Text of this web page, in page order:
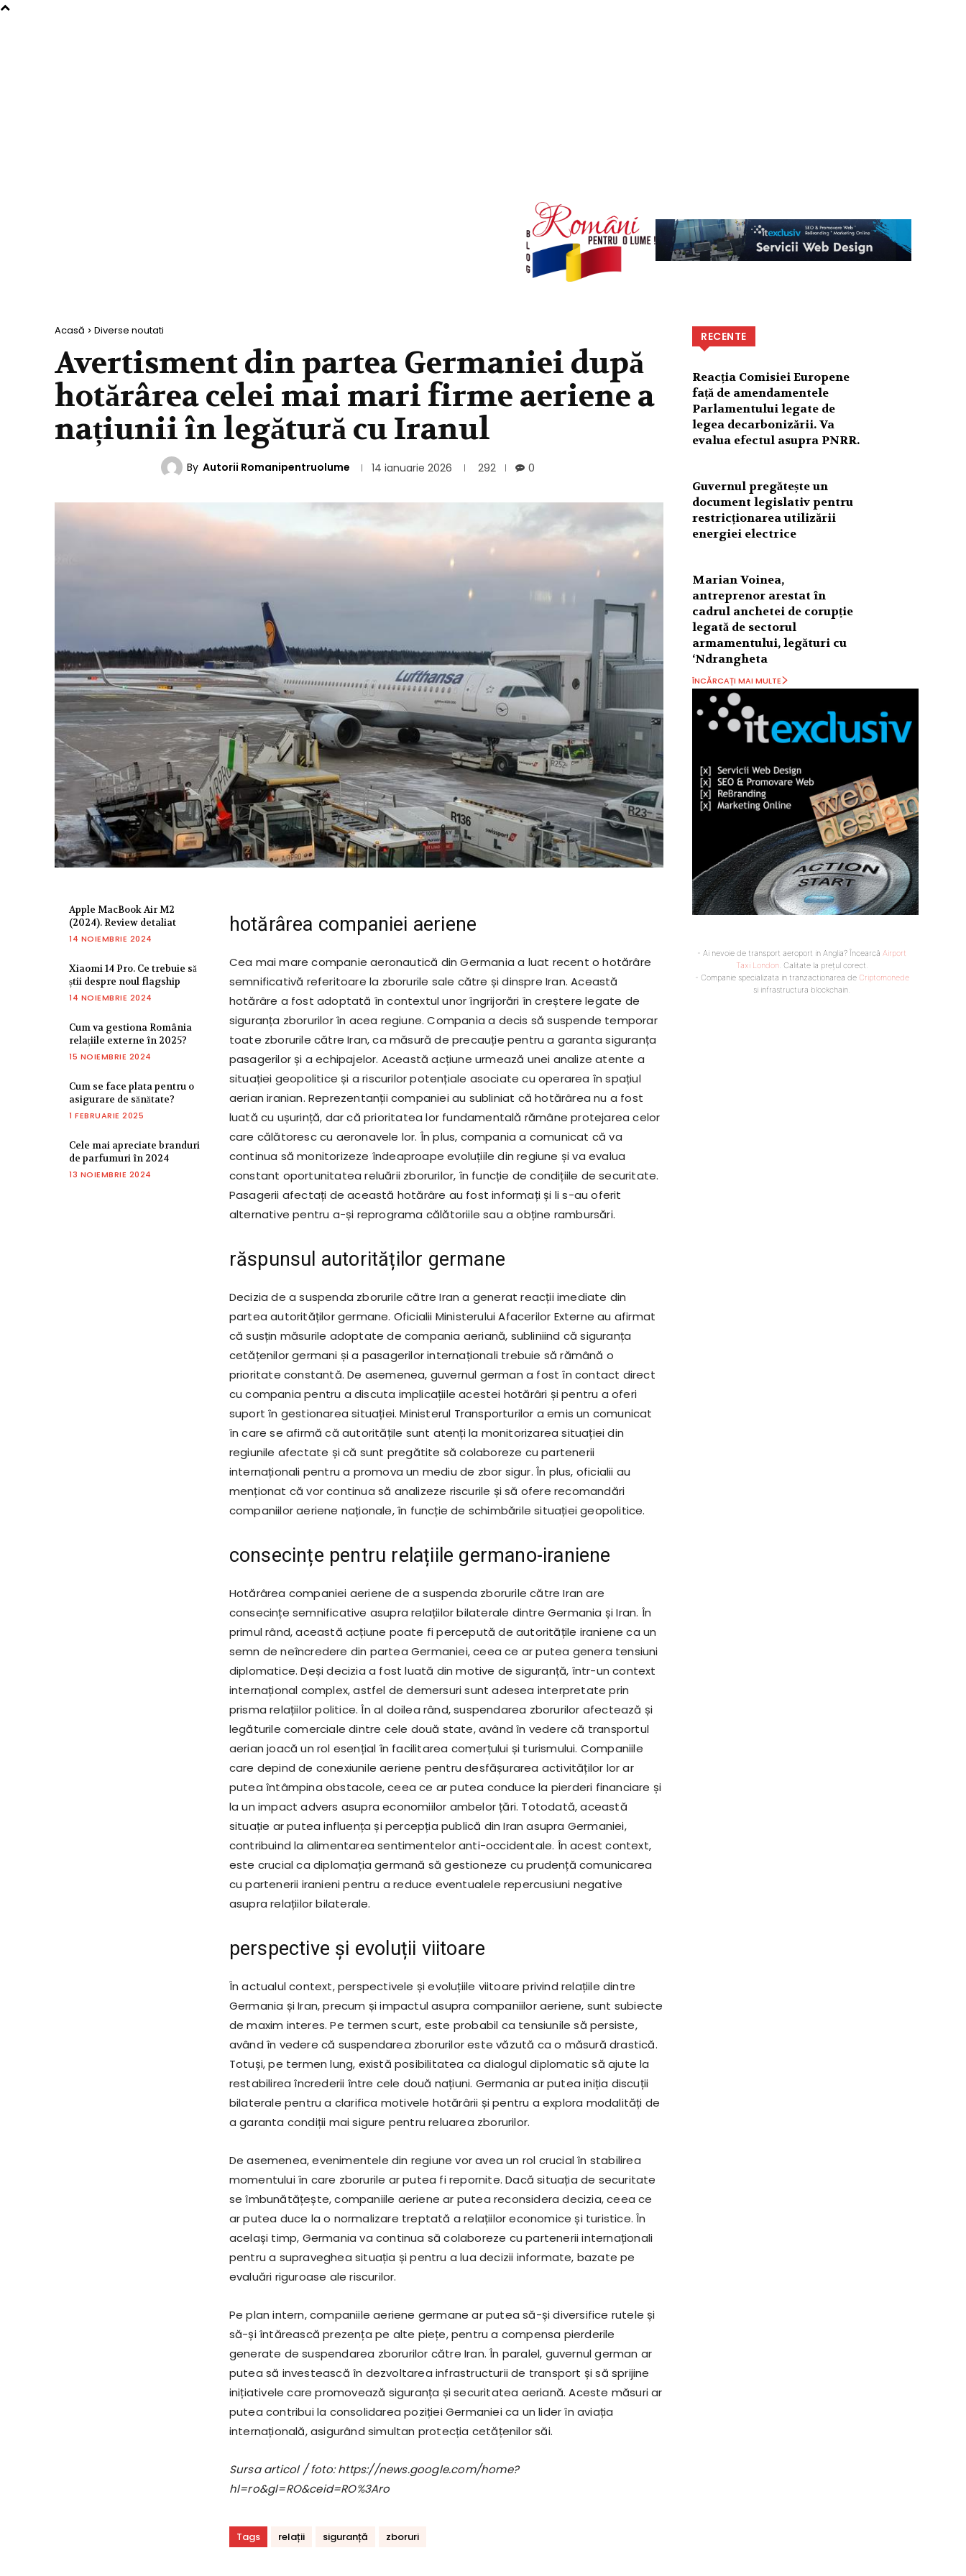
Acasă Diverse noutati
Avertisment din partea Germaniei după
hotărârea celei mai mari firme aeriene a
națiunii în legătură cu Iranul
By Autorii Romanipentruolume 14 ianuarie 2026 292 0
Apple MacBook Air M2
(2024). Review detaliat
14 NOIEMBRIE 2024
Xiaomi 14 Pro. Ce trebuie să
știi despre noul flagship
14 NOIEMBRIE 2024
Cum va gestiona România
relațiile externe în 2025?
15 NOIEMBRIE 2024
Cum se face plata pentru o
asigurare de sănătate?
1 FEBRUARIE 2025
Cele mai apreciate branduri
de parfumuri în 2024
13 NOIEMBRIE 2024
hotărârea companiei aeriene
Cea mai mare companie aeronautică din Germania a luat recent o hotărâre
semnificativă referitoare la zborurile sale către și dinspre Iran. Această
hotărâre a fost adoptată în contextul unor îngrijorări în creștere legate de
siguranța zborurilor în acea regiune. Compania a decis să suspende temporar
toate zborurile către Iran, ca măsură de precauție pentru a garanta siguranța
pasagerilor și a echipajelor. Această acțiune urmează unei analize atente a
situației geopolitice și a riscurilor potențiale asociate cu operarea în spațiul
aerian iranian. Reprezentanții companiei au subliniat că hotărârea nu a fost
luată cu ușurință, dar că prioritatea lor fundamentală rămâne protejarea celor
care călătoresc cu aeronavele lor. În plus, compania a comunicat că va
continua să monitorizeze îndeaproape evoluțiile din regiune și va evalua
constant oportunitatea reluării zborurilor, în funcție de condițiile de securitate.
Pasagerii afectați de această hotărâre au fost informați și li s-au oferit
alternative pentru a-și reprograma călătoriile sau a obține rambursări.
răspunsul autorităților germane
Decizia de a suspenda zborurile către Iran a generat reacții imediate din
partea autorităților germane. Oficialii Ministerului Afacerilor Externe au afirmat
că susțin măsurile adoptate de compania aeriană, subliniind că siguranța
cetățenilor germani și a pasagerilor internaționali trebuie să rămână o
prioritate constantă. De asemenea, guvernul german a fost în contact direct
cu compania pentru a discuta implicațiile acestei hotărâri și pentru a oferi
suport în gestionarea situației. Ministerul Transporturilor a emis un comunicat
în care se afirmă că autoritățile sunt atenți la monitorizarea situației din
regiunile afectate și că sunt pregătite să colaboreze cu partenerii
internaționali pentru a promova un mediu de zbor sigur. În plus, oficialii au
menționat că vor continua să analizeze riscurile și să ofere recomandări
companiilor aeriene naționale, în funcție de schimbările situației geopolitice.
consecințe pentru relațiile germano-iraniene
Hotărârea companiei aeriene de a suspenda zborurile către Iran are
consecințe semnificative asupra relațiilor bilaterale dintre Germania și Iran. În
primul rând, această acțiune poate fi percepută de autoritățile iraniene ca un
semn de neîncredere din partea Germaniei, ceea ce ar putea genera tensiuni
diplomatice. Deși decizia a fost luată din motive de siguranță, într-un context
internațional complex, astfel de demersuri sunt adesea interpretate prin
prisma relațiilor politice. În al doilea rând, suspendarea zborurilor afectează și
legăturile comerciale dintre cele două state, având în vedere că transportul
aerian joacă un rol esențial în facilitarea comerțului și turismului. Companiile
care depind de conexiunile aeriene pentru desfășurarea activităților lor ar
putea întâmpina obstacole, ceea ce ar putea conduce la pierderi financiare și
la un impact advers asupra economiilor ambelor țări. Totodată, această
situație ar putea influența și percepția publică din Iran asupra Germaniei,
contribuind la alimentarea sentimentelor anti-occidentale. În acest context,
este crucial ca diplomația germană să gestioneze cu prudență comunicarea
cu partenerii iranieni pentru a reduce eventualele repercusiuni negative
asupra relațiilor bilaterale.
perspective și evoluții viitoare
În actualul context, perspectivele și evoluțiile viitoare privind relațiile dintre
Germania și Iran, precum și impactul asupra companiilor aeriene, sunt subiecte
de maxim interes. Pe termen scurt, este probabil ca tensiunile să persiste,
având în vedere că suspendarea zborurilor este văzută ca o măsură drastică.
Totuși, pe termen lung, există posibilitatea ca dialogul diplomatic să ajute la
restabilirea încrederii între cele două națiuni. Germania ar putea iniția discuții
bilaterale pentru a clarifica motivele hotărârii și pentru a explora modalități de
a garanta condiții mai sigure pentru reluarea zborurilor.
De asemenea, evenimentele din regiune vor avea un rol crucial în stabilirea
momentului în care zborurile ar putea fi repornite. Dacă situația de securitate
se îmbunătățește, companiile aeriene ar putea reconsidera decizia, ceea ce
ar putea duce la o normalizare treptată a relațiilor economice și turistice. În
același timp, Germania va continua să colaboreze cu partenerii internaționali
pentru a supraveghea situația și pentru a lua decizii informate, bazate pe
evaluări riguroase ale riscurilor.
Pe plan intern, companiile aeriene germane ar putea să-și diversifice rutele și
să-și întărească prezența pe alte piețe, pentru a compensa pierderile
generate de suspendarea zborurilor către Iran. În paralel, guvernul german ar
putea să investească în dezvoltarea infrastructurii de transport și să sprijine
inițiativele care promovează siguranța și securitatea aeriană. Aceste măsuri ar
putea contribui la consolidarea poziției Germaniei ca un lider în aviația
internațională, asigurând simultan protecția cetățenilor săi.
Sursa articol / foto: https://news.google.com/home?
hl=ro&gl=RO&ceid=RO%3Aro
Tags relații siguranță zboruri
RECENTE
Reacția Comisiei Europene
față de amendamentele
Parlamentului legate de
legea decarbonizării. Va
evalua efectul asupra PNRR.
Guvernul pregătește un
document legislativ pentru
restricționarea utilizării
energiei electrice
Marian Voinea,
antreprenor arestat în
cadrul anchetei de corupție
legată de sectorul
armamentului, legături cu
‘Ndrangheta
ÎNCĂRCAȚI MAI MULTE
- Ai nevoie de transport aeroport in Anglia? Încearcă Airport
Taxi London. Calitate la prețul corect.
- Companie specializata in tranzactionarea de Criptomonede
si infrastructura blockchain.